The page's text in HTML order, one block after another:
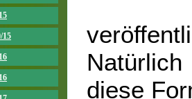
15
Natürlich
diese